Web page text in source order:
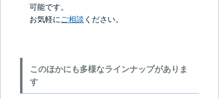
可能です。
お気軽にご相談 ください。
このほかにも多様なラインナップがありま
す